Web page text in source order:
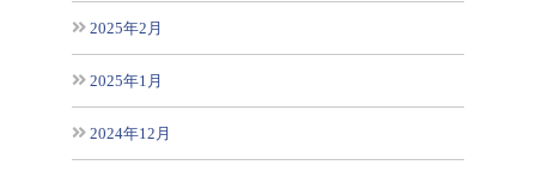
2025年2月
2025年1月
2024年12月